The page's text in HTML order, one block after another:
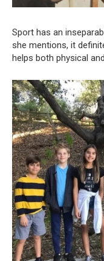
Sport has an
she mentions, it
helps both physical